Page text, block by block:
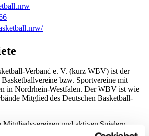
Verband e. V. (kurz WBV) ist der
Basketballvereine bzw. Sportvereine mit
in Nordrhein-Westfalen. Der WBV ist wie
Mitglied des Deutschen Basketball-
und aktiven Spielern
des DBB und für den Spielbetrieb Senioren-